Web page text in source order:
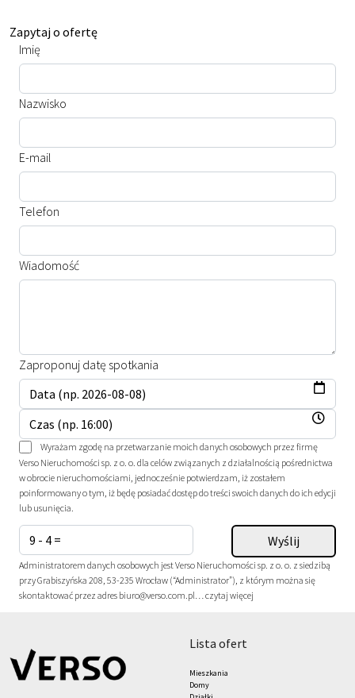
Zapytaj o ofertę
Imię
Nazwisko
E-mail
Telefon
Wiadomość
Zaproponuj datę spotkania
Wyrażam zgodę na przetwarzanie moich danych osobowych przez firmę
Verso Nieruchomości sp. z o. o. dla celów związanych z działalnością pośrednictwa
w obrocie nieruchomościami, jednocześnie potwierdzam, iż zostałem
poinformowany o tym, iż będę posiadać dostęp do treści swoich danych do ich edycji
lub usunięcia.
Administratorem danych osobowych jest Verso Nieruchomości sp. z o. o. z siedzibą
przy Grabiszyńska 208, 53-235 Wrocław (“Administrator”), z którym można się
skontaktować przez adres biuro@verso.com.pl… czytaj więcej
lista ofert
Mieszkania
Domy